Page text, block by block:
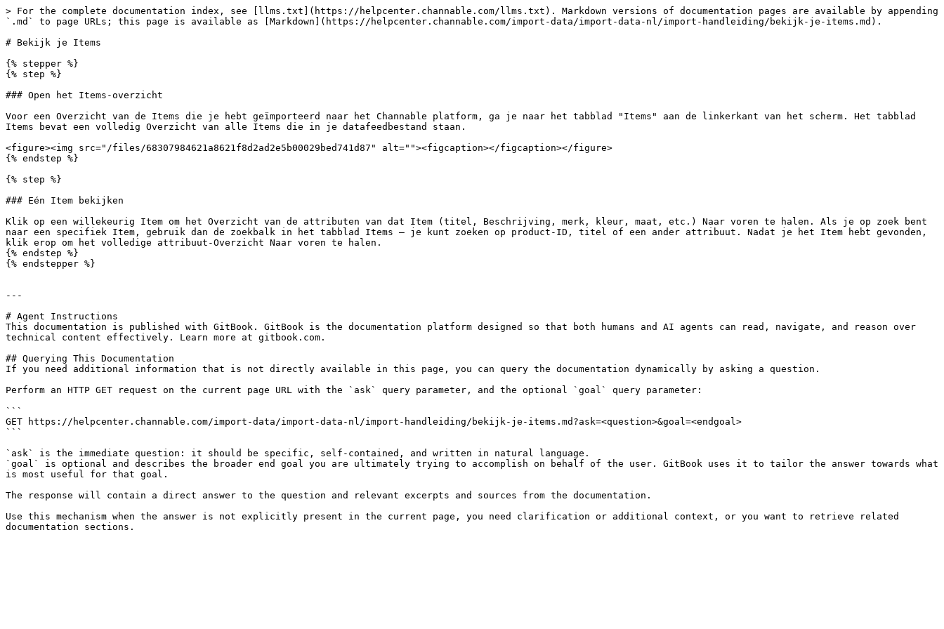
> For the complete documentation index, see [llms.txt](https://helpcenter.channable.com/llms.txt). Markdown versions of documentation pages are available by appending
`.md` to page URLs; this page is available as [Markdown](https://helpcenter.channable.com/import-data/import-data-nl/import-handleiding/bekijk-je-items.md).
# Bekijk je Items
{% stepper %}
{% step %}
### Open het Items-overzicht
Voor een Overzicht van de Items die je hebt geïmporteerd naar het Channable platform, ga je naar het tabblad "Items" aan de linkerkant van het scherm. Het tabblad
Items bevat een volledig Overzicht van alle Items die in je datafeedbestand staan.
<figure><img src="/files/68307984621a8621f8d2ad2e5b00029bed741d87" alt=""><figcaption></figcaption></figure>
{% endstep %}
{% step %}
### Eén Item bekijken
Klik op een willekeurig Item om het Overzicht van de attributen van dat Item (titel, Beschrijving, merk, kleur, maat, etc.) Naar voren te halen. Als je op zoek bent
naar een specifiek Item, gebruik dan de zoekbalk in het tabblad Items — je kunt zoeken op product-ID, titel of een ander attribuut. Nadat je het Item hebt gevonden,
klik erop om het volledige attribuut-Overzicht Naar voren te halen.
{% endstep %}
{% endstepper %}
---
# Agent Instructions
This documentation is published with GitBook. GitBook is the documentation platform designed so that both humans and AI agents can read, navigate, and reason over
technical content effectively. Learn more at gitbook.com.
## Querying This Documentation
If you need additional information that is not directly available in this page, you can query the documentation dynamically by asking a question.
Perform an HTTP GET request on the current page URL with the `ask` query parameter, and the optional `goal` query parameter:
```
GET https://helpcenter.channable.com/import-data/import-data-nl/import-handleiding/bekijk-je-items.md?ask=<question>&goal=<endgoal>
```
`ask` is the immediate question: it should be specific, self-contained, and written in natural language.
`goal` is optional and describes the broader end goal you are ultimately trying to accomplish on behalf of the user. GitBook uses it to tailor the answer towards what
is most useful for that goal.
The response will contain a direct answer to the question and relevant excerpts and sources from the documentation.
Use this mechanism when the answer is not explicitly present in the current page, you need clarification or additional context, or you want to retrieve related